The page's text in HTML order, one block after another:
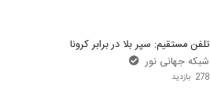
تلفن مستقیم: سپر بلا در برابر کرونا
شبکه جهانی نور
278 بازدید